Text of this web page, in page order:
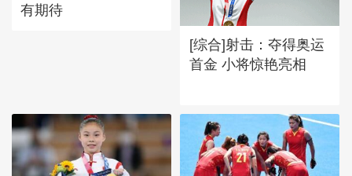
有期待
[综合]射击：夺得奥运
首金 小将惊艳亮相